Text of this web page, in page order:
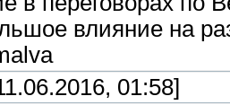
влияние на
01:58]